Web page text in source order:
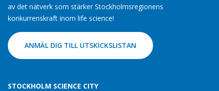
av det nätverk som stärker Stockholmsregionens
konkurrenskraft inom life science!
ANMÄL DIG TILL UTSKICKSLISTAN
STOCKHOLM SCIENCE CITY